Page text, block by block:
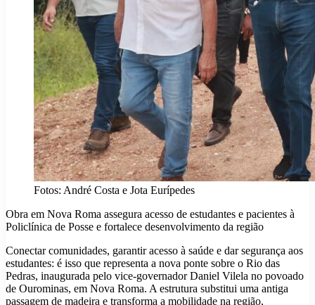
Fotos: André Costa e Jota Eurípedes
Obra em Nova Roma assegura acesso de estudantes e pacientes à
Policlínica de Posse e fortalece desenvolvimento da região
Conectar comunidades, garantir acesso à saúde e dar segurança aos
estudantes: é isso que representa a nova ponte sobre o Rio das
Pedras, inaugurada pelo vice-governador Daniel Vilela no povoado
de Ourominas, em Nova Roma. A estrutura substitui uma antiga
passagem de madeira e transforma a mobilidade na região,